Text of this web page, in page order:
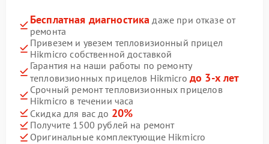
Бесплатная диагностика даже при отказе от
ремонта
Привезем и увезем тепловизионный прицел
Hikmicro собственной доставкой
Гарантия на наши работы по ремонту
тепловизионных прицелов Hikmicro до 3-х лет
Срочный ремонт тепловизионных прицелов
Hikmicro в течении часа
Скидка для вас до 20%
Получите 1500 рублей на ремонт
Оригинальные комплектующие Hikmicro